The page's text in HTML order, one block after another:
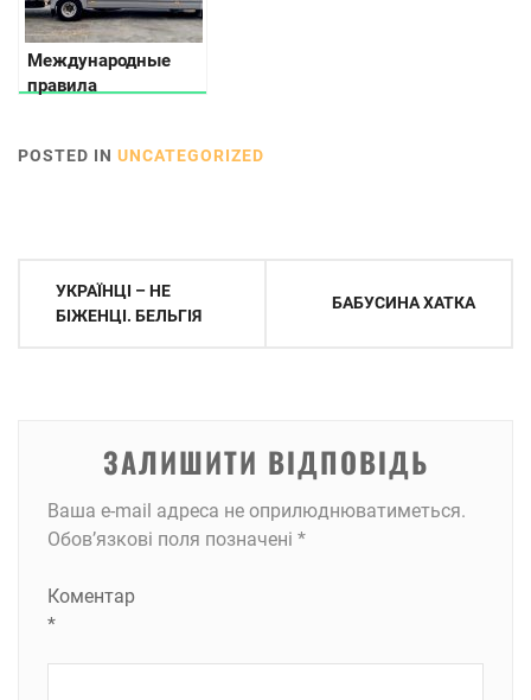
Международные
правила
Украине
POSTED IN UNCATEGORIZED
Навігація
записів
УКРАЇНЦІ – НЕ
БІЖЕНЦІ. БЕЛЬГІЯ
БАБУСИНА ХАТКА
ЗАЛИШИТИ ВІДПОВІДЬ
Ваша e-mail адреса не оприлюднюватиметься.
Обов’язкові поля позначені *
Коментар
*